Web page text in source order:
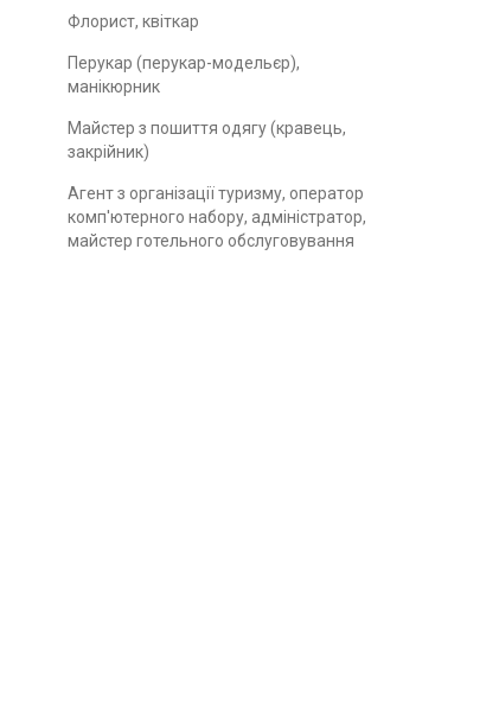
Флорист, квіткар
Перукар (перукар-модельєр),
манікюрник
Майстер з пошиття одягу (кравець,
закрійник)
Агент з організації туризму, оператор
комп'ютерного набору, адміністратор,
майстер готельного обслуговування